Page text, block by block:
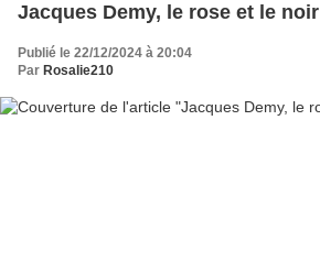
Jacques Demy, le rose et le noir
Publié le 22/12/2024 à 20:04
Par Rosalie210